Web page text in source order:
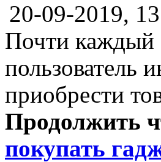
20-09-2019,
Почти каждый
пользователь
приобрести
Продолжить
покупать